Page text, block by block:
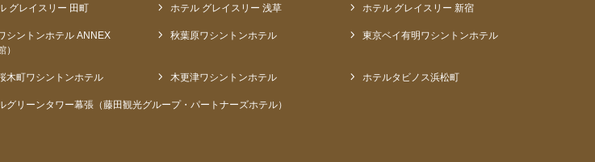
グレイスリー 田町 ホテル グレイスリー 浅草 ホテル グレイスリー 新宿
シントンホテル ANNEX
）
秋葉原ワシントンホテル 東京ベイ有明ワシントンホテル
木町ワシントンホテル 木更津ワシントンホテル ホテルタビノス浜松町
グリーンタワー幕張（藤田観光グループ・パートナーズホテル）